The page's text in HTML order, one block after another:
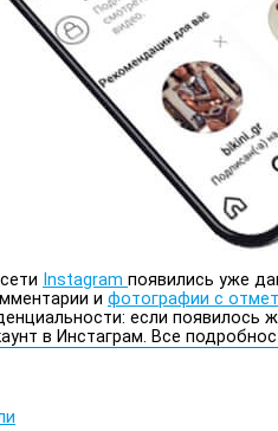
Instagram появились уже
и фотографии с
если
в Инстаграм. Все